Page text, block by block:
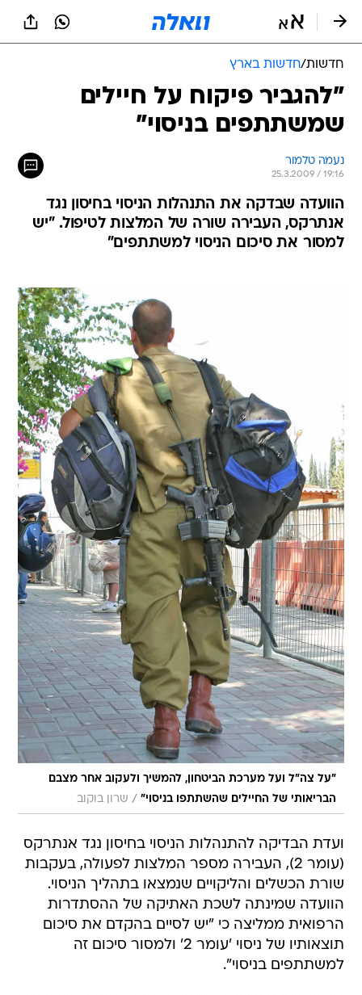
חדשות/חדשות בארץ
"להגביר פיקוח על חיילים
שמשתתפים בניסוי"
נעמה טלמור
25.3.2009 / 19:16
הוועדה שבדקה את התנהלות הניסוי בחיסון נגד
אנתרקס, העבירה שורה של המלצות לטיפול. "יש
למסור את סיכום הניסוי למשתתפים"
"על צה"ל ועל מערכת הביטחון, להמשיך ולעקוב אחר מצבם
הבריאותי של החיילים שהשתתפו בניסוי" / שרון בוקוב
ועדת הבדיקה להתנהלות הניסוי בחיסון נגד אנתרקס
(עומר 2), העבירה מספר המלצות לפעולה, בעקבות
שורת הכשלים והליקויים שנמצאו בתהליך הניסוי.
הוועדה שמינתה לשכת האתיקה של ההסתדרות
הרפואית ממליצה כי "יש לסיים בהקדם את סיכום
תוצאותיו של ניסוי 'עומר 2' ולמסור סיכום זה
למשתתפים בניסוי".